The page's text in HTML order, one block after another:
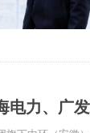
电力、广